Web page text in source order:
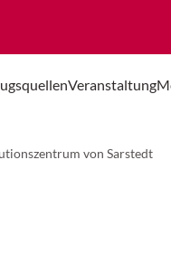
Veranstaltung
von Sarstedt